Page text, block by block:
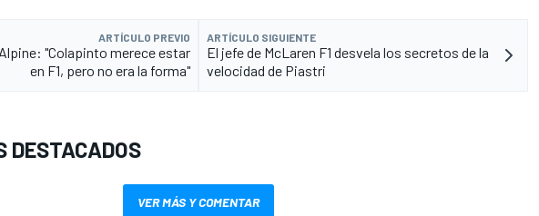
ARTÍCULO PREVIO
"Colapinto merece estar
en F1, pero no era la forma"
ARTÍCULO SIGUIENTE
El jefe de McLaren F1 desvela los secretos de la
velocidad de Piastri
DESTACADOS
VER MÁS Y COMENTAR